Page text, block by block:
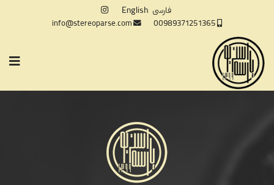
فارسی English
00989371251365
info@stereoparse.com